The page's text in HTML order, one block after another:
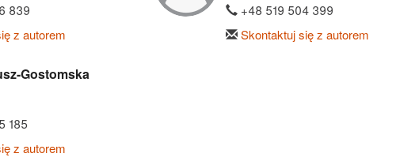
839
z autorem
+48 519 504 399
Skontaktuj się z autorem
Gostomska
185
z autorem